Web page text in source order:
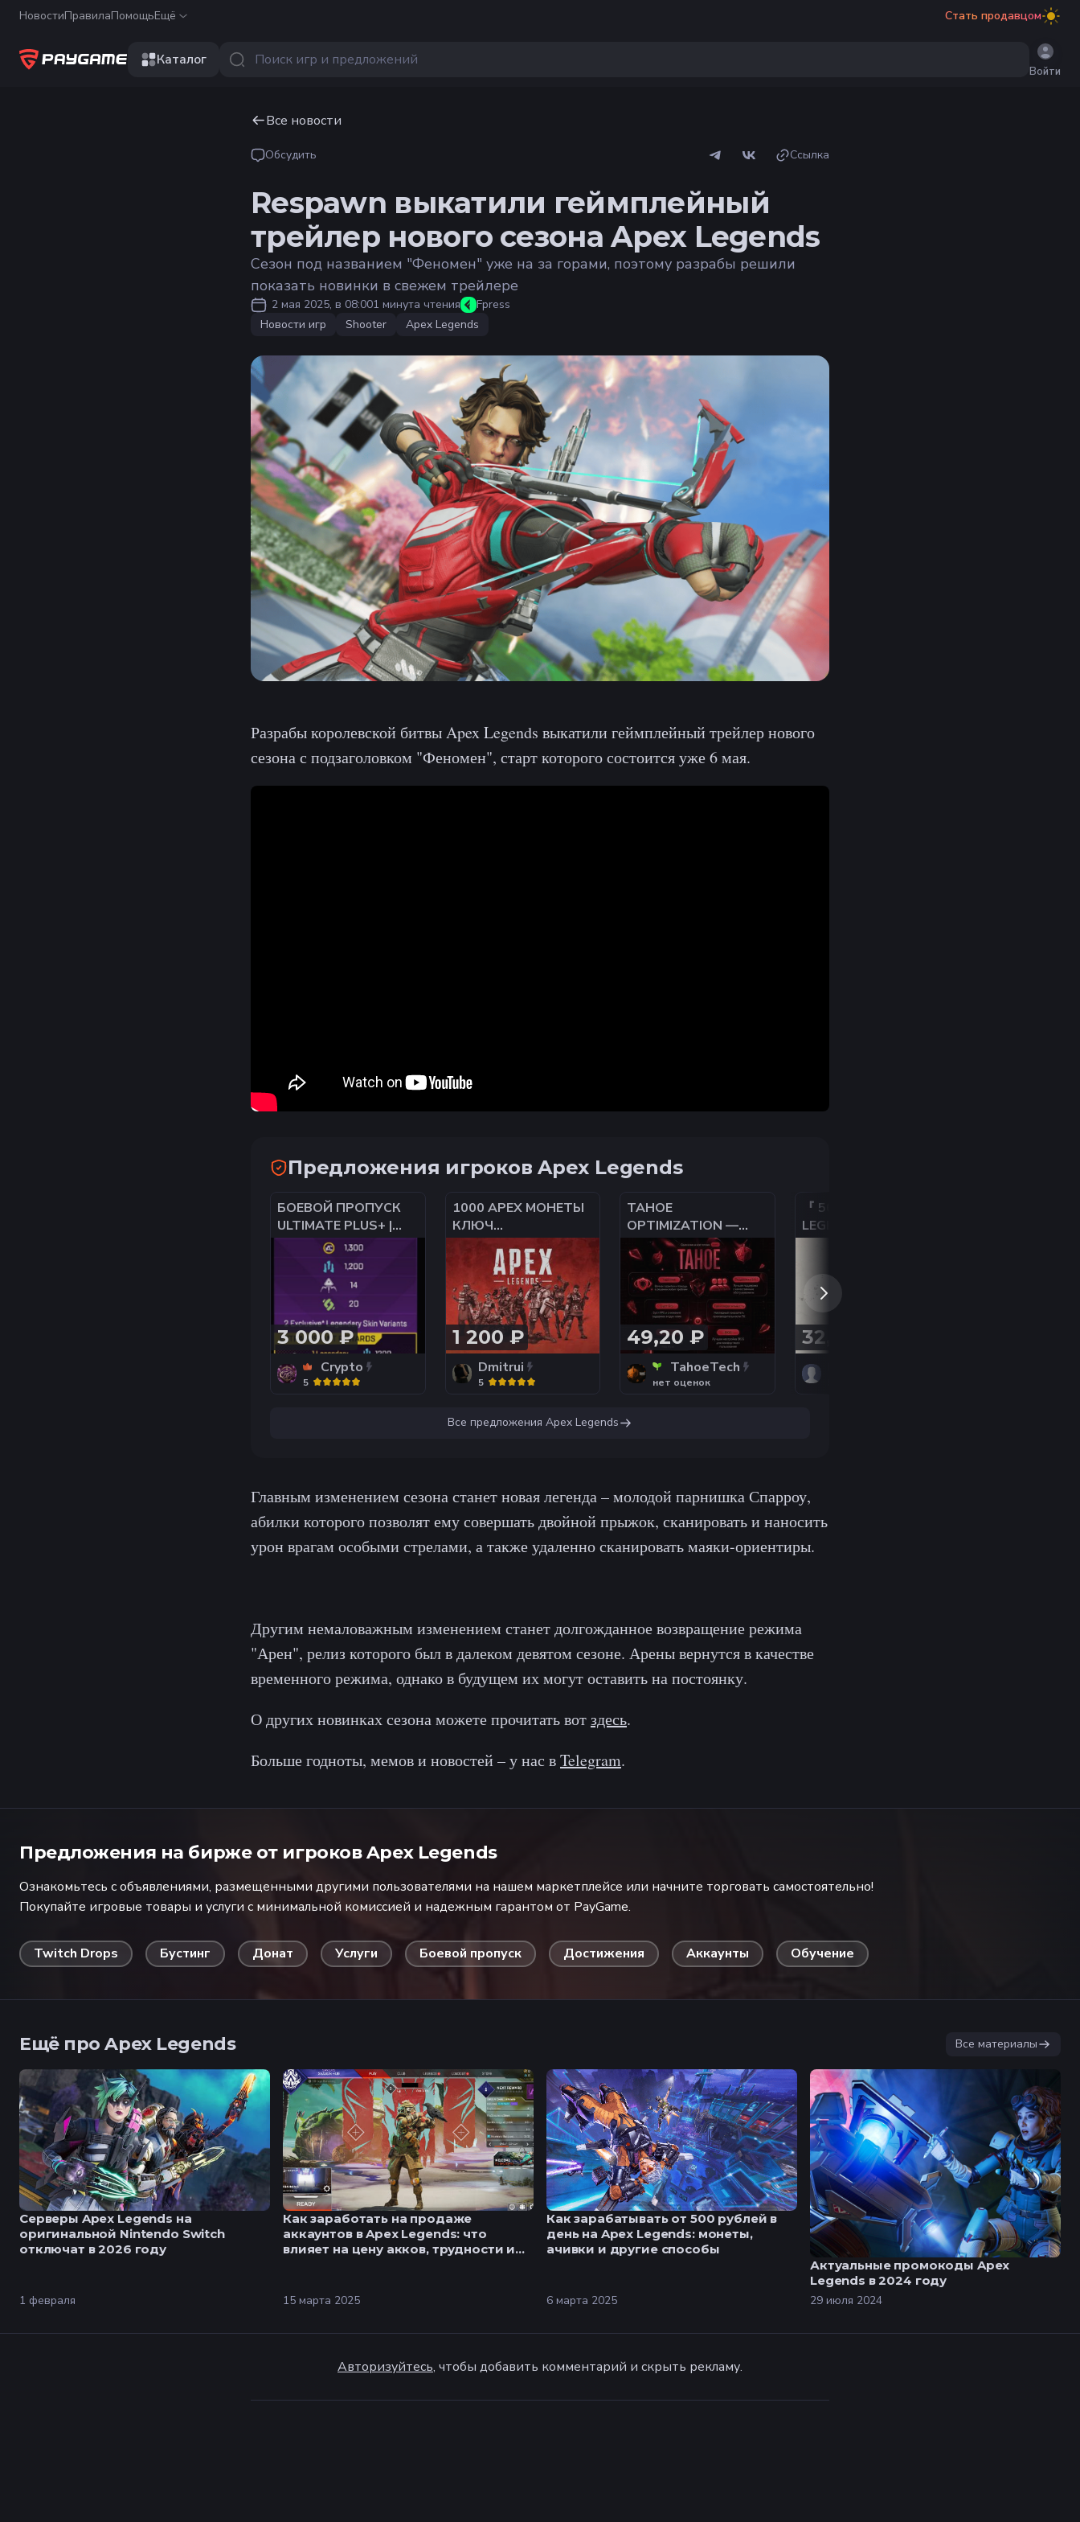
НовостиПравилаПомощьЕщё Стать продавцом
Каталог
Войти
Все новости
Обсудить Ссылка
Respawn выкатили геймплейный
трейлер нового сезона Apex Legends
Сезон под названием "Феномен" уже на за горами, поэтому разрабы решили
показать новинки в свежем трейлере
2 мая 2025, в 08:001 минута чтения
Fpress
Новости игр
Shooter Apex Legends
Разрабы королевской битвы Apex Legends выкатили геймплейный трейлер нового
сезона с подзаголовком "Феномен", старт которого состоится уже 6 мая.
Предложения игроков Apex Legends
БОЕВОЙ ПРОПУСК
ULTIMATE PLUS+ |
ОФИЦИАЛЬНО НА
ЛЮБОЙ АККАУНТ |
ЛЮБАЯ
ПЛАТФОРМА
3 000 ₽
Crypto
5
1000 APEX МОНЕТЫ
КЛЮЧ
МОМЕНТАЛЬНО
ОФИЦИАЛЬНО
1 200 ₽
Dmitrui
5
TAHOE
OPTIMIZATION —
МАКСИМУМ
ПРИРОСТА FPS |
ОПТИМИЗАЦИЯ ПК
49,20 ₽
TahoeTech
нет оценок
『 500+ ЧАСОВ APEX
LEGENDS И 30 ИГРАХ
』○『 ПОЛНАЯ
32,40 ₽
Все предложенияApex Legends
Главным изменением сезона станет новая легенда – молодой парнишка Спарроу,
абилки которого позволят ему совершать двойной прыжок, сканировать и наносить
урон врагам особыми стрелами, а также удаленно сканировать маяки-ориентиры.
Другим немаловажным изменением станет долгожданное возвращение режима
"Арен", релиз которого был в далеком девятом сезоне. Арены вернутся в качестве
временного режима, однако в будущем их могут оставить на постоянку.
О других новинках сезона можете прочитать вотздесь.
Больше годноты, мемов и новостей – у нас вTelegram.
Предложения на бирже от игроковApex Legends
Ознакомьтесь с объявлениями, размещенными другими пользователями на нашем маркетплейсе или начните торговать самостоятельно!
Покупайте игровые товары и услуги с минимальной комиссией и надежным гарантом от PayGame.
Twitch Drops Бустинг Донат Услуги Боевой пропуск Достижения Аккаунты Обучение
Ещё про Apex Legends Все материалы
Серверы Apex Legends на
оригинальной Nintendo Switch
отключат в 2026 году
1 февраля
Как заработать на продаже
аккаунтов в Apex Legends: что
влияет на цену акков, трудности и
15 марта 2025
Как зарабатывать от 500 рублей в
день на Apex Legends: монеты,
ачивки и другие способы
6 марта 2025
Актуальные промокоды Apex
Legends в 2024 году
29 июля 2024
Авторизуйтесь, чтобы добавить комментарий и скрыть рекламу.